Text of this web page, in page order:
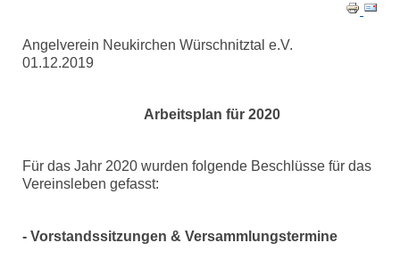
Angelverein Neukirchen Würschnitztal e.V.
01.12.2019
Arbeitsplan für 2020
Für das Jahr 2020 wurden folgende Beschlüsse für das
Vereinsleben gefasst:
- Vorstandssitzungen & Versammlungstermine